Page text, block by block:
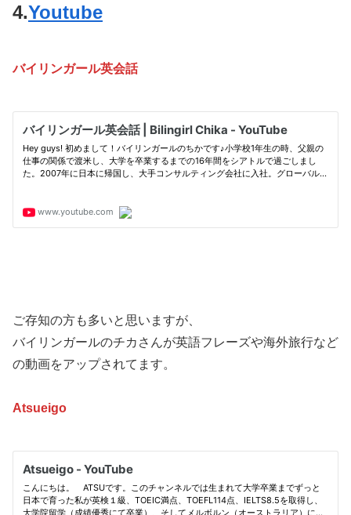
4.Youtube
バイリンガール英会話
ご存知の方も多いと思いますが、
バイリンガールのチカさんが英語フレーズや海外旅行など
の動画をアップされてます。
Atsueigo